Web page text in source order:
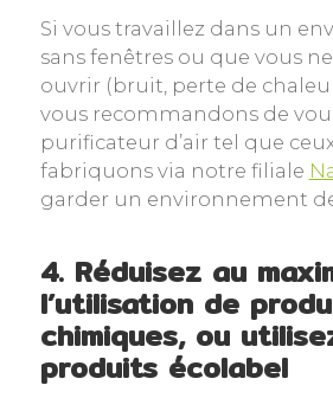
Si vous travaillez dans un
sans fenêtres ou que vous
ouvrir (bruit, perte de
vous recommandons de
purificateur d’air tel que
fabriquons via notre filiale
garder un environnement
4. Réduisez au
l’utilisation de
chimiques, ou
produits écolabel